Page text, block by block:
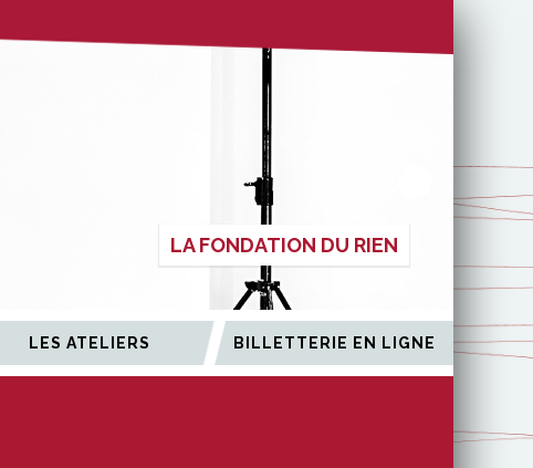
LA FONDATION DU RIEN
LES ATELIERS BILLETTERIE EN LIGNE